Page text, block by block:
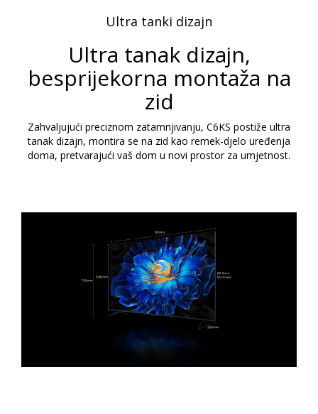
Ultra tanki dizajn
Ultra tanak dizajn,
besprijekorna montaža na
zid
Zahvaljujući preciznom zatamnjivanju, C6KS postiže ultra
tanak dizajn, montira se na zid kao remek-djelo uređenja
doma, pretvarajući vaš dom u novi prostor za umjetnost.